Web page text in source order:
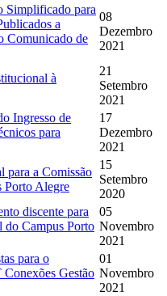
Simplificado para
a
Comunicado de
08
Dezembro
2021
à
21
Setembro
2021
Ingresso de
para
17
Dezembro
2021
para a Comissão
Porto Alegre
15
Setembro
2020
discente para
do Campus Porto
05
Novembro
2021
para o
Gestão
01
Novembro
2021